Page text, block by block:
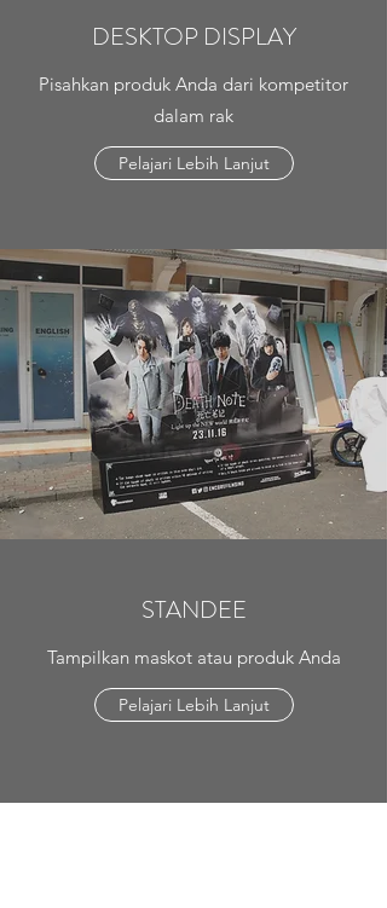
DESKTOP DISPLAY
Pisahkan produk Anda dari kompetitor
dalam rak
Pelajari Lebih Lanjut
STANDEE
Tampilkan maskot atau produk Anda
Pelajari Lebih Lanjut